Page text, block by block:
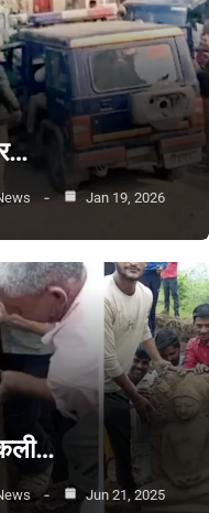
Jan 19, 2026
Jun 21, 2025